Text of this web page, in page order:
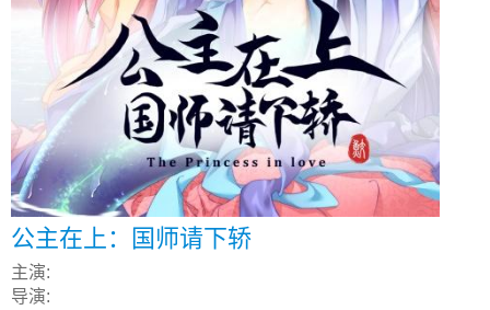
公主在上：国师请下轿
主演:
导演: